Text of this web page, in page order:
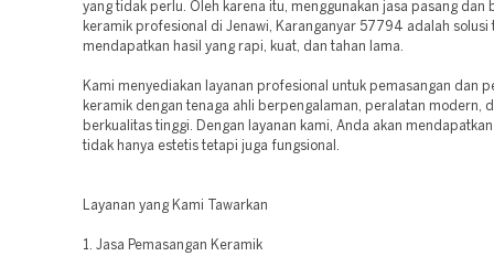
yang tidak perlu. Oleh karena itu, menggunakan jasa pasang dan
keramik profesional di Jenawi, Karanganyar 57794 adalah solusi
mendapatkan hasil yang rapi, kuat, dan tahan lama.
Kami menyediakan layanan profesional untuk pemasangan dan
keramik dengan tenaga ahli berpengalaman, peralatan modern,
berkualitas tinggi. Dengan layanan kami, Anda akan
tidak hanya estetis tetapi juga fungsional.
Layanan yang Kami Tawarkan
1. Jasa Pemasangan Keramik